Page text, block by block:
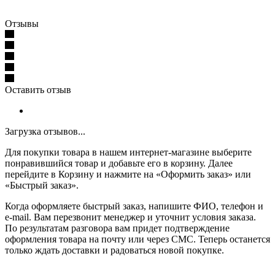
Отзывы
Оставить отзыв
Загрузка отзывов...
Для покупки товара в нашем интернет-магазине выберите
понравившийся товар и добавьте его в корзину. Далее
перейдите в Корзину и нажмите на «Оформить заказ» или
«Быстрый заказ».
Когда оформляете быстрый заказ, напишите ФИО, телефон и
e-mail. Вам перезвонит менеджер и уточнит условия заказа.
По результатам разговора вам придет подтверждение
оформления товара на почту или через СМС. Теперь останется
только ждать доставки и радоваться новой покупке.